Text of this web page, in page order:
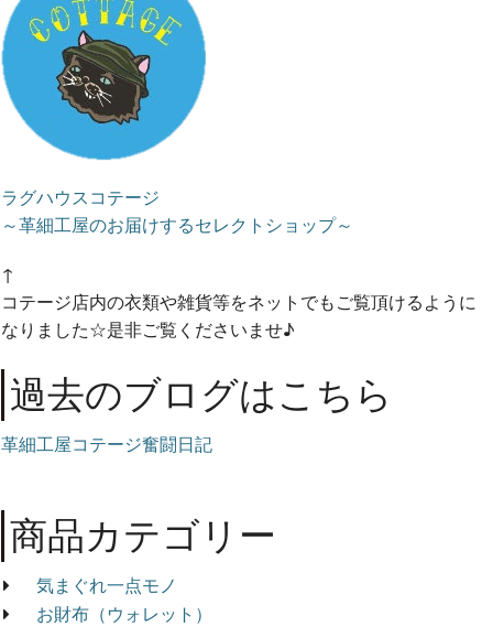
ラグハウスコテージ
～革細工屋のお届けするセレクトショップ～
↑
コテージ店内の衣類や雑貨等をネットでもご覧頂けるように
なりました☆是非ご覧くださいませ♪
過去のブログはこちら
革細工屋コテージ奮闘日記
商品カテゴリー
気まぐれ一点モノ
お財布（ウォレット）